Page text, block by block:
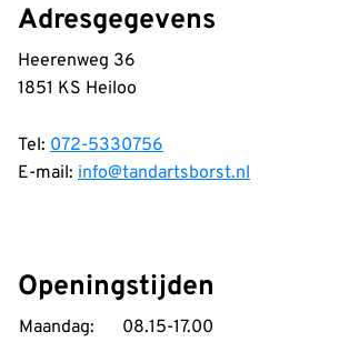
Adresgegevens
Heerenweg 36
1851 KS Heiloo
Tel: 072-5330756
E-mail: info@tandartsborst.nl
Openingstijden
Maandag:
08.15-17.00